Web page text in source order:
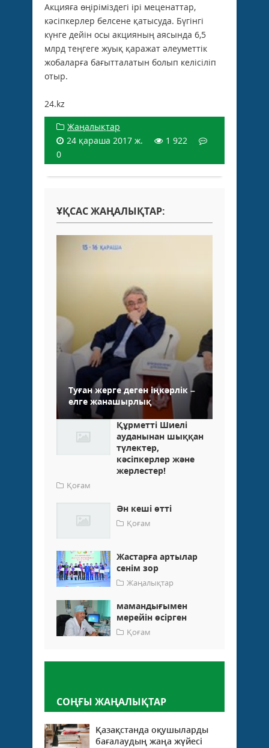
Акцияға өңіріміздегі ірі меценаттар,
кәсіпкерлер белсене қатысуда. Бүгінгі
күнге дейін осы акцияның аясында 6,5
млрд теңгеге жуық қаражат әлеуметтік
жобаларға бағытталатын болып келісіліп
отыр.
24.kz
Жаңалықтар
24 қараша 2017 ж.
1 922
0
ҰҚСАС ЖАҢАЛЫҚТАР:
Туған жерге деген іңкәрлік –
елге жанашырлық
Құрметті Шиелі
ауданынан шыққан
түлектер,
кәсіпкерлер және
жерлестер!
Қоғам
Ән кеші өттi
Қоғам
Жастарға артылар
сенім зор
Жаңалықтар
мамандығымен
мерейін өсірген
Қоғам
СОҢҒЫ ЖАҢАЛЫҚТАР
Қазақстанда оқушыларды
бағалаудың жаңа жүйесі